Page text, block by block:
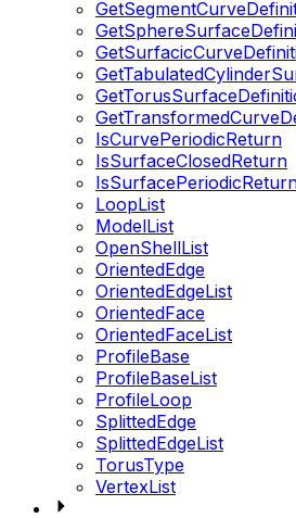
IsCurvePeriodicReturn
IsSurfaceClosedReturn
LoopList
ModelList
OpenShellList
OrientedEdge
OrientedEdgeList
OrientedFace
OrientedFaceList
ProfileBase
ProfileBaseList
ProfileLoop
SplittedEdge
SplittedEdgeList
TorusType
VertexList